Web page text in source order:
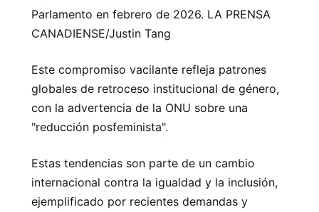
Parlamento en febrero de 2026. LA PRENSA
CANADIENSE/Justin Tang
Este compromiso vacilante refleja patrones
globales de retroceso institucional de género,
con la advertencia de la ONU sobre una
"reducción posfeminista".
Estas tendencias son parte de un cambio
internacional contra la igualdad y la inclusión,
ejemplificado por recientes demandas y